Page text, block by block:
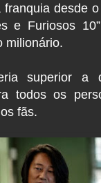
desde
e Furiosos
milionário.
superior a
todos os
fãs.